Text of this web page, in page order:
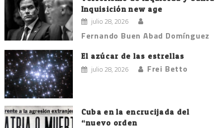
Inquisición new age
julio 28, 2026
Fernando Buen Abad Domínguez
El azúcar de las estrellas
julio 28, 2026 Frei Betto
Cuba en la encrucijada del
“nuevo orden